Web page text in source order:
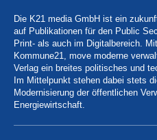
Die K21 media GmbH ist ein
auf Publikationen für den Public
Print- als auch im Digitalbereich.
Kommune21, move moderne
Verlag ein breites politisches und
Im Mittelpunkt stehen dabei stets
Modernisierung der öffentlichen
Energiewirtschaft.